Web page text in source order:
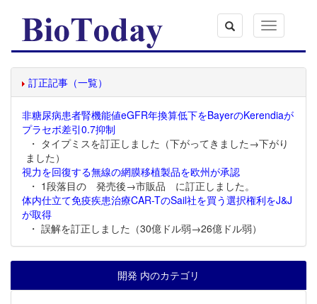
Toggle
navigation
訂正記事（一覧）
非糖尿病患者腎機能値eGFR年換算低下をBayerのKerendiaが
プラセボ差引0.7抑制
・ タイプミスを訂正しました（下がってきました→下がり
ました）
視力を回復する無線の網膜移植製品を欧州が承認
・ 1段落目の 発売後→市販品 に訂正しました。
体内仕立て免疫疾患治療CAR-TのSail社を買う選択権利をJ&J
が取得
・ 誤解を訂正しました（30億ドル弱→26億ドル弱）
開発 内のカテゴリ